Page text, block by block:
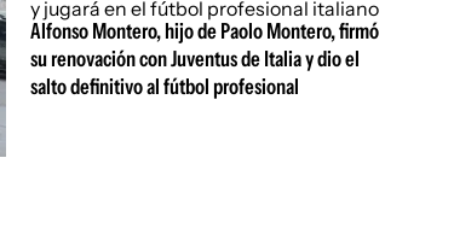
Alfonso Montero, hijo de Paolo Montero, firmó
su renovación con Juventus de Italia y dio el
salto definitivo al fútbol profesional